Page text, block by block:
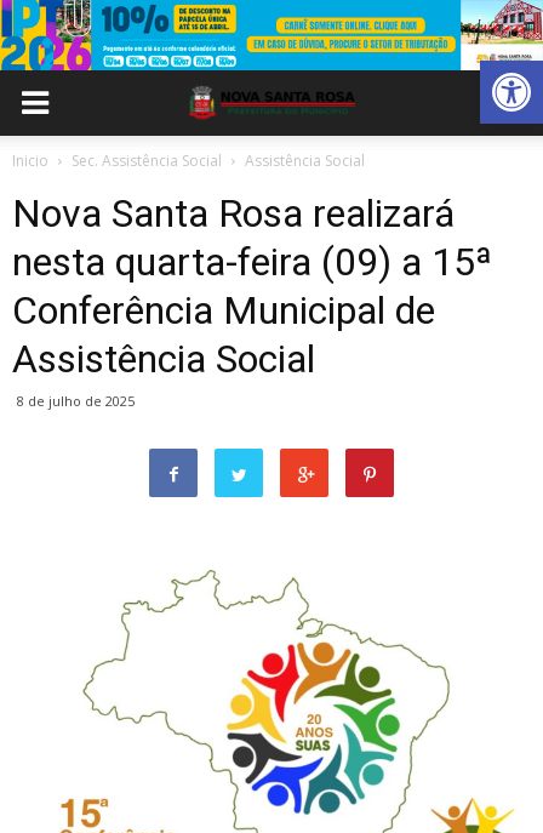
Abrir
Inicio Sec. Assistência Social Assistência Social
Nova Santa Rosa realizará
nesta quarta-feira (09) a 15ª
Conferência Municipal de
Assistência Social
8 de julho de 2025